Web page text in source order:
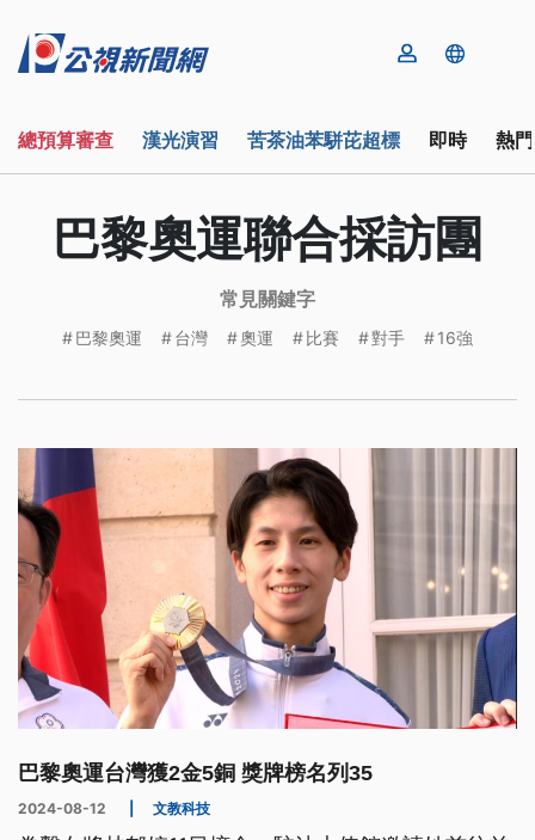
總預算審查 漢光演習 苦茶油苯駢芘超標 即時 熱
巴黎奧運聯合採訪團
常見關鍵字
巴黎奧運 台灣 奧運 比賽 對手 16強
巴黎奧運台灣獲2金5銅 獎牌榜名列35
2024-08-12 文教科技